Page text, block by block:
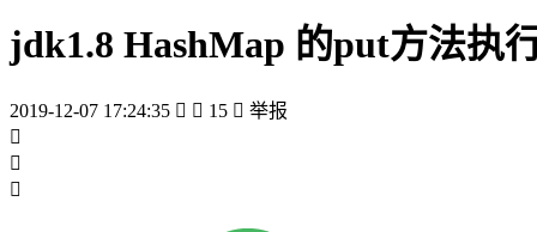
jdk1.8 HashMap 的put方法执
2019-12-07 17:24:35   15  举报


